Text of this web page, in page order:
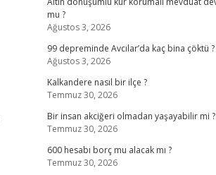
mu ?
Ağustos 3, 2026
99 depreminde Avcılar’da kaç bina çöktü ?
Ağustos 3, 2026
Kalkandere nasıl bir ilçe ?
Temmuz 30, 2026
Bir insan akciğeri olmadan yaşayabilir mi ?
Temmuz 30, 2026
600 hesabı borç mu alacak mı ?
Temmuz 30, 2026